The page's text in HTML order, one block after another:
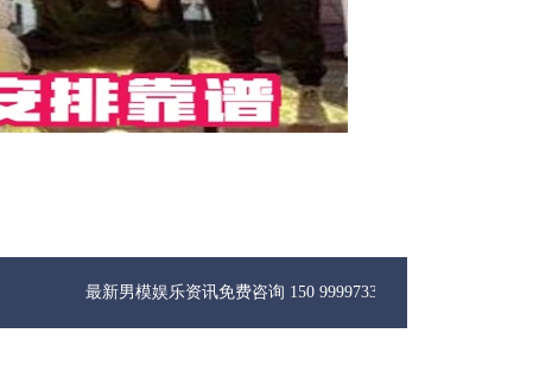
最新男模娱乐资讯免费咨询 150 99997335微信同步